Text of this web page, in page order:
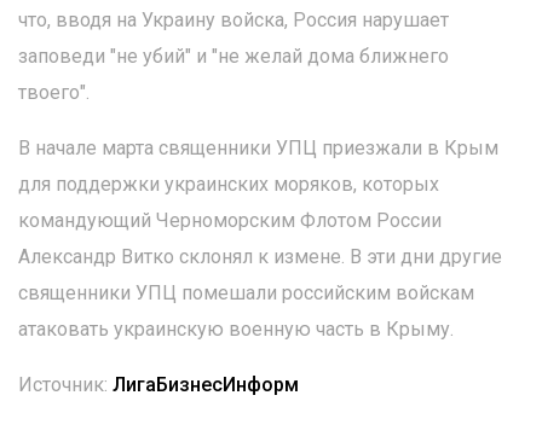
что, вводя на Украину войска, Россия нарушает
заповеди "не убий" и "не желай дома ближнего
твоего".
В начале марта священники УПЦ приезжали в Крым
для поддержки украинских моряков, которых
командующий Черноморским Флотом России
Александр Витко склонял к измене. В эти дни другие
священники УПЦ помешали российским войскам
атаковать украинскую военную часть в Крыму.
Источник: ЛигаБизнесИнформ